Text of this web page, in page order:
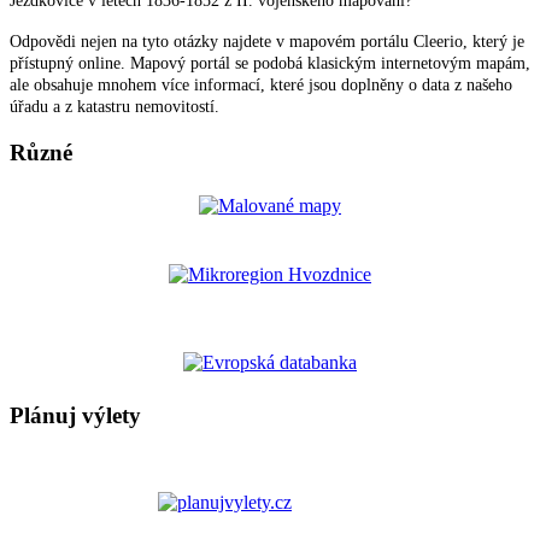
Odpovědi nejen na tyto otázky najdete v mapovém portálu Cleerio, který je
přístupný online. Mapový portál se podobá klasickým internetovým mapám,
ale obsahuje mnohem více informací, které jsou doplněny o data z našeho
úřadu a z katastru nemovitostí.
Různé
Plánuj výlety